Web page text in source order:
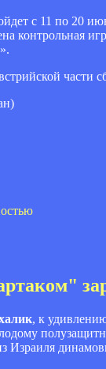
с 11 по 20
контрольная
части
, к
Израиля